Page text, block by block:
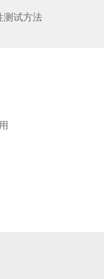
测试方法